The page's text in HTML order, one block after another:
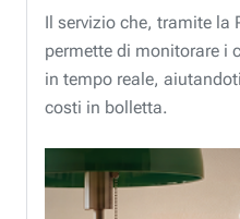
Il servizio che, tramite la
permette di monitorare i
in tempo reale,
costi in bolletta.